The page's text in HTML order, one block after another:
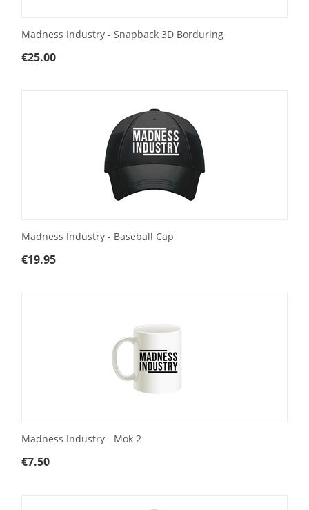
Madness Industry - Snapback 3D Borduring
€25.00
Madness Industry - Baseball Cap
€19.95
Madness Industry - Mok 2
€7.50